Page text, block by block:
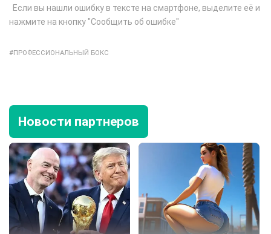
Если вы нашли ошибку в тексте на смартфоне, выделите её и
нажмите на кнопку "Сообщить об ошибке"
ПРОФЕССИОНАЛЬНЫЙ БОКС
Новости партнеров